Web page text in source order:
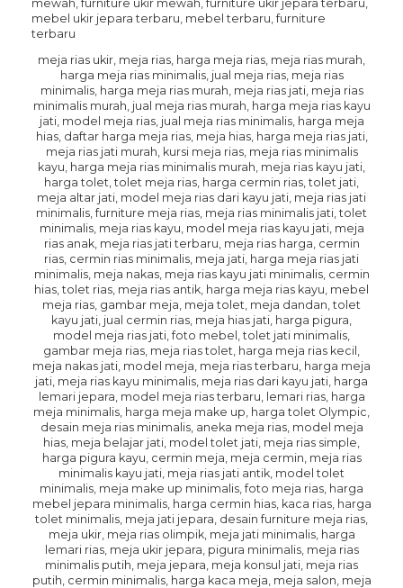
meja rias ukir, meja rias, harga meja rias, meja rias murah,
harga meja rias minimalis, jual meja rias, meja rias
minimalis, harga meja rias murah, meja rias jati, meja rias
minimalis murah, jual meja rias murah, harga meja rias kayu
jati, model meja rias, jual meja rias minimalis, harga meja
hias, daftar harga meja rias, meja hias, harga meja rias jati,
meja rias jati murah, kursi meja rias, meja rias minimalis
kayu, harga meja rias minimalis murah, meja rias kayu jati,
harga tolet, tolet meja rias, harga cermin rias, tolet jati,
meja altar jati, model meja rias dari kayu jati, meja rias jati
minimalis, furniture meja rias, meja rias minimalis jati, tolet
minimalis, meja rias kayu, model meja rias kayu jati, meja
rias anak, meja rias jati terbaru, meja rias harga, cermin
rias, cermin rias minimalis, meja jati, harga meja rias jati
minimalis, meja nakas, meja rias kayu jati minimalis, cermin
hias, tolet rias, meja rias antik, harga meja rias kayu, mebel
meja rias, gambar meja, meja tolet, meja dandan, tolet
kayu jati, jual cermin rias, meja hias jati, harga pigura,
model meja rias jati, foto mebel, tolet jati minimalis,
gambar meja rias, meja rias tolet, harga meja rias kecil,
meja nakas jati, model meja, meja rias terbaru, harga meja
jati, meja rias kayu minimalis, meja rias dari kayu jati, harga
lemari jepara, model meja rias terbaru, lemari rias, harga
meja minimalis, harga meja make up, harga tolet Olympic,
desain meja rias minimalis, aneka meja rias, model meja
hias, meja belajar jati, model tolet jati, meja rias simple,
harga pigura kayu, cermin meja, meja cermin, meja rias
minimalis kayu jati, meja rias jati antik, model tolet
minimalis, meja make up minimalis, foto meja rias, harga
mebel jepara minimalis, harga cermin hias, kaca rias, harga
tolet minimalis, meja jati jepara, desain furniture meja rias,
meja ukir, meja rias olimpik, meja jati minimalis, harga
lemari rias, meja ukir jepara, pigura minimalis, meja rias
minimalis putih, meja jepara, meja konsul jati, meja rias
putih, cermin minimalis, harga kaca meja, meja salon, meja